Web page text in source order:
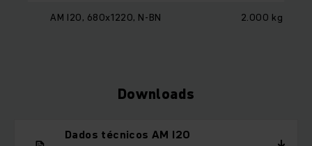
AM I20, 680x1220, N-BN 2.000 kg
Downloads
Dados técnicos AM I20